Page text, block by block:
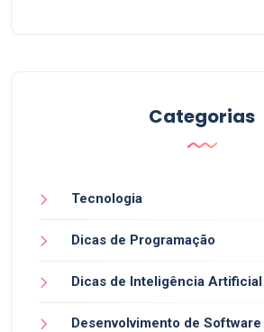
Categorias
Tecnologia
Dicas de Programação
Dicas de Inteligência Artificial
Desenvolvimento de Software